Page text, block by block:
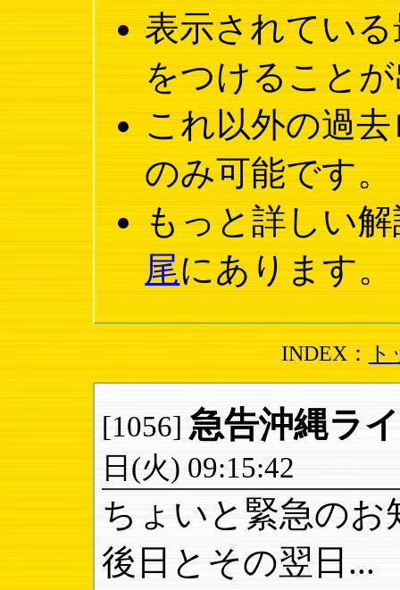
表示されてい
をつけること
これ以外の過
のみ可能です。
もっと詳しい
尾にあります。
INDEX：
[1056] 急告沖縄ラ
日(火) 09:15:42
ちょいと緊急の
後日とその翌日...